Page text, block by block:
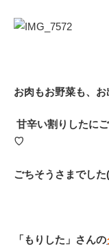
お肉もお野菜も、
甘辛い割りしたに
♡
ごちそうさまでし
「もりした」さんの